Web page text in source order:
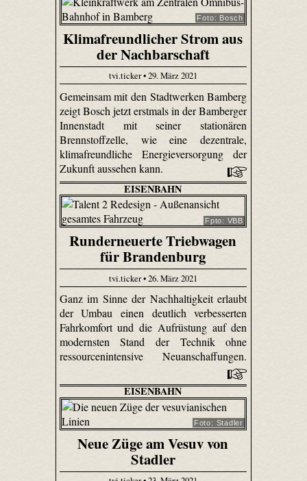
Foto: Bosch
Klimafreundlicher Strom aus
der Nachbarschaft
tvi.ticker • 29. März 2021
Gemeinsam mit den Stadtwerken Bamberg
zeigt Bosch jetzt erstmals in der Bamberger
Innenstadt mit seiner stationären
Brennstoffzelle, wie eine dezentrale,
klimafreundliche Energieversorgung der
Zukunft aussehen kann.
EISENBAHN
Fpto: VBB
Runderneuerte Triebwagen
für Brandenburg
tvi.ticker • 26. März 2021
Ganz im Sinne der Nachhaltigkeit erlaubt
der Umbau einen deutlich verbesserten
Fahrkomfort und die Aufrüstung auf den
modernsten Stand der Technik ohne
ressourcenintensive Neuanschaffungen.
EISENBAHN
Foto: Stadler
Neue Züge am Vesuv von
Stadler